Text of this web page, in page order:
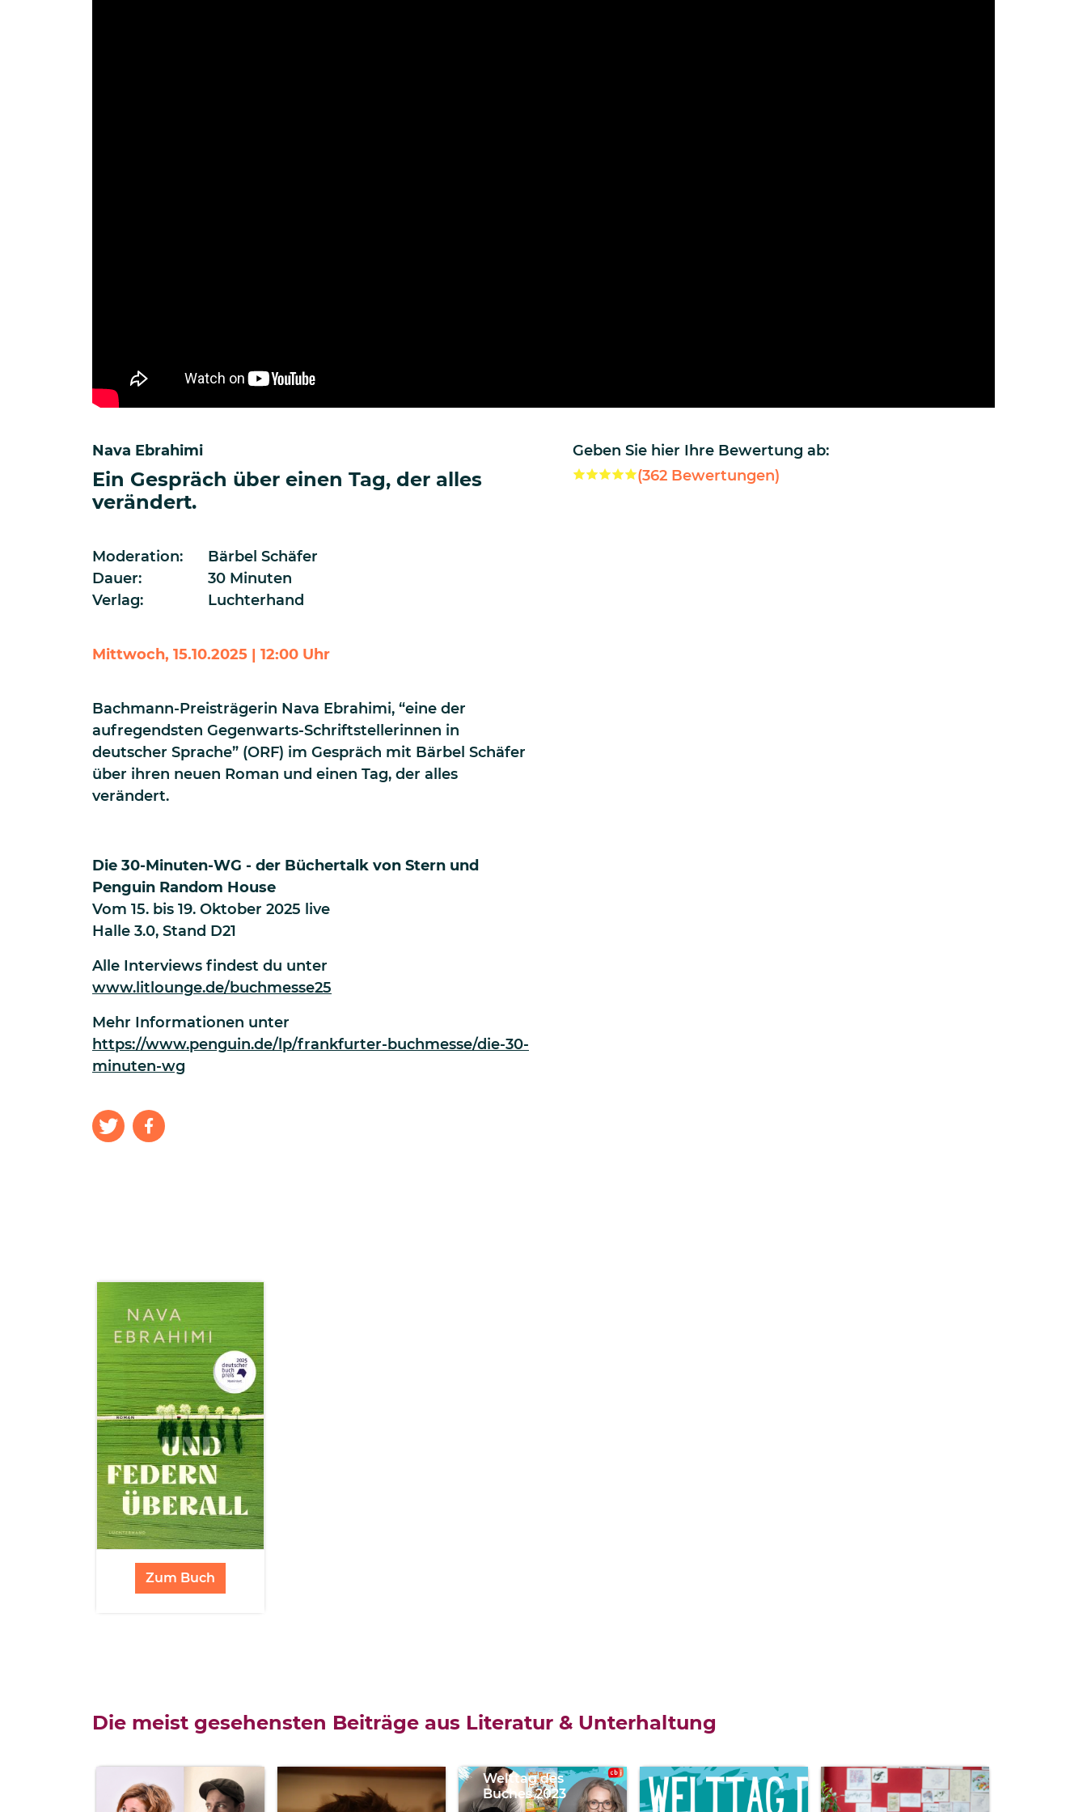
Geben Sie hier Ihre Bewertung ab:
(362 Bewertungen)
Nava Ebrahimi
Ein Gespräch über einen Tag, der alles
verändert.
Moderation:
Bärbel Schäfer
Dauer:
30 Minuten
Verlag:
Luchterhand
Mittwoch, 15.10.2025 | 12:00 Uhr
Bachmann-Preisträgerin Nava Ebrahimi, “eine der
aufregendsten Gegenwarts-Schriftstellerinnen in
deutscher Sprache” (ORF) im Gespräch mit Bärbel Schäfer
über ihren neuen Roman und einen Tag, der alles
verändert.
Die 30-Minuten-WG - der Büchertalk von Stern und
Penguin Random House
Vom 15. bis 19. Oktober 2025 live
Halle 3.0, Stand D21
Alle Interviews findest du unter
www.litlounge.de/buchmesse25
Mehr Informationen unter
https://www.penguin.de/lp/frankfurter-buchmesse/die-30-
minuten-wg
Zum Buch
Die meist gesehensten Beiträge aus Literatur & Unterhaltung
Reschke,
Timo
Welttag des
Buches 2023